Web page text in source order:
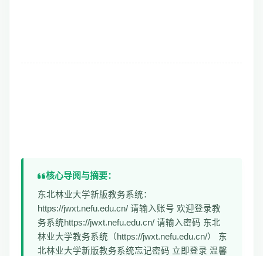
核心导阅与摘要：
东北林业大学新版教务系统：
https://jwxt.nefu.edu.cn/ 请输入账号 欢迎登录教
务系统https://jwxt.nefu.edu.cn/ 请输入密码 东北
林业大学教务系统（https://jwxt.nefu.edu.cn/） 东
北林业大学新版教务系统忘记密码 立即登录 温馨